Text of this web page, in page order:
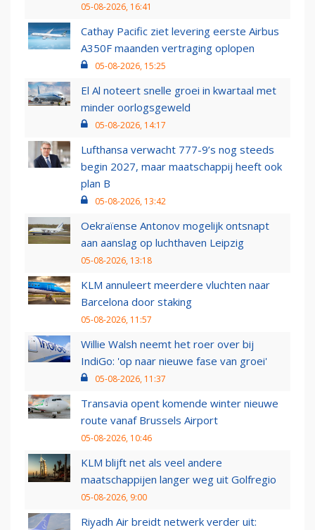
05-08-2026, 16:41
Cathay Pacific ziet levering eerste Airbus
A350F maanden vertraging oplopen
05-08-2026, 15:25
El Al noteert snelle groei in kwartaal met
minder oorlogsgeweld
05-08-2026, 14:17
Lufthansa verwacht 777-9’s nog steeds
begin 2027, maar maatschappij heeft ook
plan B
05-08-2026, 13:42
Oekraïense Antonov mogelijk ontsnapt
aan aanslag op luchthaven Leipzig
05-08-2026, 13:18
KLM annuleert meerdere vluchten naar
Barcelona door staking
05-08-2026, 11:57
Willie Walsh neemt het roer over bij
IndiGo: 'op naar nieuwe fase van groei'
05-08-2026, 11:37
Transavia opent komende winter nieuwe
route vanaf Brussels Airport
05-08-2026, 10:46
KLM blijft net als veel andere
maatschappijen langer weg uit Golfregio
05-08-2026, 9:00
Riyadh Air breidt netwerk verder uit: